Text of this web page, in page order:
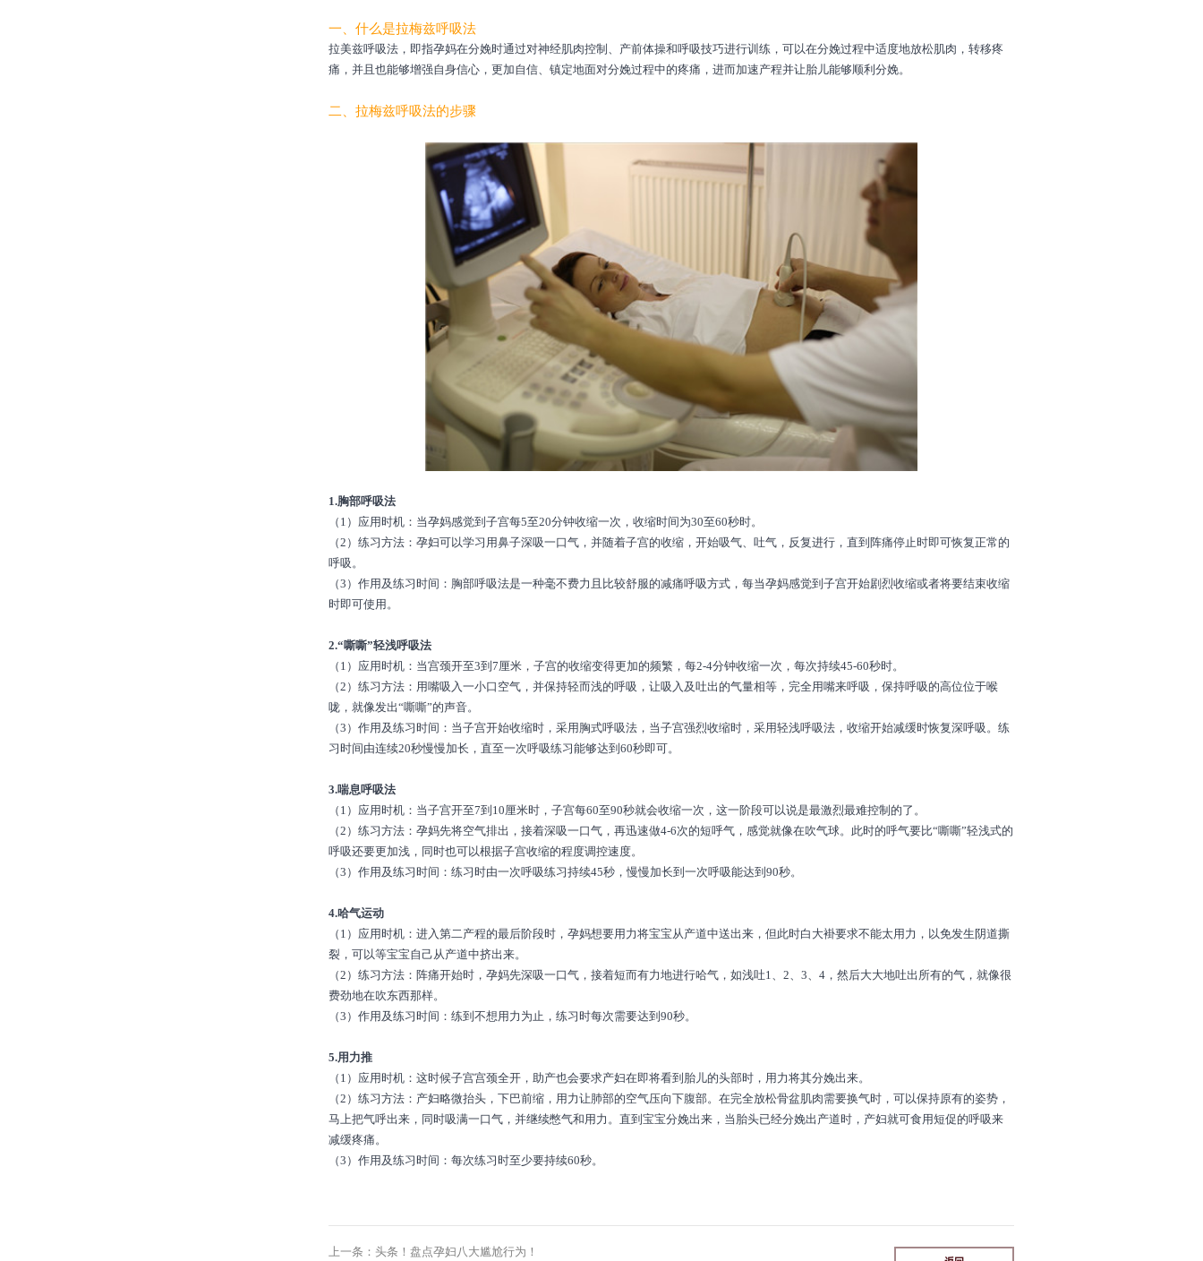
一、什么是拉梅兹呼吸法
拉美兹呼吸法，即指孕妈在分娩时通过对神经肌肉控制、产前体操和呼吸技巧进行训练，可以在分娩过程中适度地放松肌肉，转移疼
痛，并且也能够增强自身信心，更加自信、镇定地面对分娩过程中的疼痛，进而加速产程并让胎儿能够顺利分娩。
二、拉梅兹呼吸法的步骤
1.胸部呼吸法
（1）应用时机：当孕妈感觉到子宫每5至20分钟收缩一次，收缩时间为30至60秒时。
（2）练习方法：孕妇可以学习用鼻子深吸一口气，并随着子宫的收缩，开始吸气、吐气，反复进行，直到阵痛停止时即可恢复正常的
呼吸。
（3）作用及练习时间：胸部呼吸法是一种毫不费力且比较舒服的减痛呼吸方式，每当孕妈感觉到子宫开始剧烈收缩或者将要结束收缩
时即可使用。
2.“嘶嘶”轻浅呼吸法
（1）应用时机：当宫颈开至3到7厘米，子宫的收缩变得更加的频繁，每2-4分钟收缩一次，每次持续45-60秒时。
（2）练习方法：用嘴吸入一小口空气，并保持轻而浅的呼吸，让吸入及吐出的气量相等，完全用嘴来呼吸，保持呼吸的高位位于喉
咙，就像发出“嘶嘶”的声音。
（3）作用及练习时间：当子宫开始收缩时，采用胸式呼吸法，当子宫强烈收缩时，采用轻浅呼吸法，收缩开始减缓时恢复深呼吸。练
习时间由连续20秒慢慢加长，直至一次呼吸练习能够达到60秒即可。
3.喘息呼吸法
（1）应用时机：当子宫开至7到10厘米时，子宫每60至90秒就会收缩一次，这一阶段可以说是最激烈最难控制的了。
（2）练习方法：孕妈先将空气排出，接着深吸一口气，再迅速做4-6次的短呼气，感觉就像在吹气球。此时的呼气要比“嘶嘶”轻浅式的
呼吸还要更加浅，同时也可以根据子宫收缩的程度调控速度。
（3）作用及练习时间：练习时由一次呼吸练习持续45秒，慢慢加长到一次呼吸能达到90秒。
4.哈气运动
（1）应用时机：进入第二产程的最后阶段时，孕妈想要用力将宝宝从产道中送出来，但此时白大褂要求不能太用力，以免发生阴道撕
裂，可以等宝宝自己从产道中挤出来。
（2）练习方法：阵痛开始时，孕妈先深吸一口气，接着短而有力地进行哈气，如浅吐1、2、3、4，然后大大地吐出所有的气，就像很
费劲地在吹东西那样。
（3）作用及练习时间：练到不想用力为止，练习时每次需要达到90秒。
5.用力推
（1）应用时机：这时候子宫宫颈全开，助产也会要求产妇在即将看到胎儿的头部时，用力将其分娩出来。
（2）练习方法：产妇略微抬头，下巴前缩，用力让肺部的空气压向下腹部。在完全放松骨盆肌肉需要换气时，可以保持原有的姿势，
马上把气呼出来，同时吸满一口气，并继续憋气和用力。直到宝宝分娩出来，当胎头已经分娩出产道时，产妇就可食用短促的呼吸来
减缓疼痛。
（3）作用及练习时间：每次练习时至少要持续60秒。
上一条：头条！盘点孕妇八大尴尬行为！